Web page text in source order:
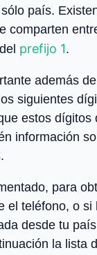
país.
comparten
prefijo 1.
además
siguientes
estos dígitos
información
para
el teléfono, o si
desde tu
la lista